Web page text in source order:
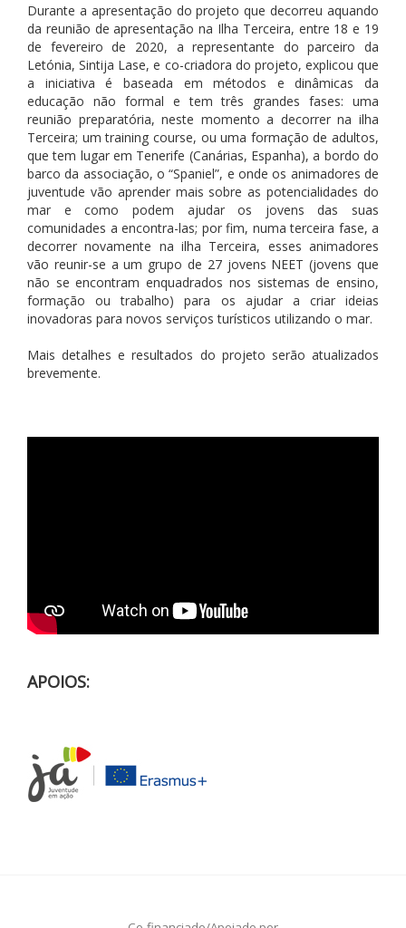
Durante a apresentação do projeto que decorreu aquando
da reunião de apresentação na Ilha Terceira, entre 18 e 19
de fevereiro de 2020, a representante do parceiro da
Letónia, Sintija Lase, e co-criadora do projeto, explicou que
a iniciativa é baseada em métodos e dinâmicas da
educação não formal e tem três grandes fases: uma
reunião preparatória, neste momento a decorrer na ilha
Terceira; um training course, ou uma formação de adultos,
que tem lugar em Tenerife (Canárias, Espanha), a bordo do
barco da associação, o “Spaniel”, e onde os animadores de
juventude vão aprender mais sobre as potencialidades do
mar e como podem ajudar os jovens das suas
comunidades a encontra-las; por fim, numa terceira fase, a
decorrer novamente na ilha Terceira, esses animadores
vão reunir-se a um grupo de 27 jovens NEET (jovens que
não se encontram enquadrados nos sistemas de ensino,
formação ou trabalho) para os ajudar a criar ideias
inovadoras para novos serviços turísticos utilizando o mar.
Mais detalhes e resultados do projeto serão atualizados
brevemente.
APOIOS: